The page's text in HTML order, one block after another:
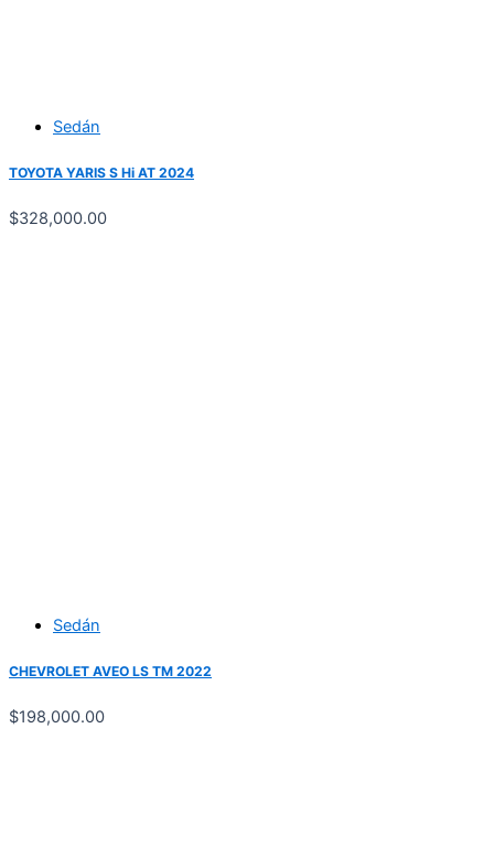
Sedán
TOYOTA YARIS S Hi AT 2024
$328,000.00
Sedán
CHEVROLET AVEO LS TM 2022
$198,000.00